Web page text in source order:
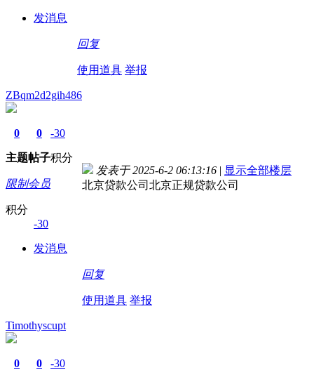
发消息
回复
使用道具 举报
ZBqm2d2gih486
0
主题
0
帖子
-30
积分
限制会员
积分
-30
发消息
发表于 2025-6-2 06:13:16 | 显示全部楼层
北京贷款公司北京正规贷款公司
回复
使用道具 举报
Timothyscupt
0 0 -30